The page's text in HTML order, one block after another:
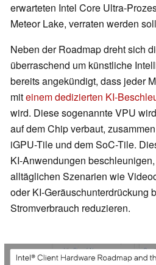
erwarteten Intel Core Ultra-
Meteor Lake, verraten werden
Neben der Roadmap dreht sich
überraschend um künstliche
bereits angekündigt, dass jeder
miteinem dedizierten KI-
wird. Diese sogenannte VPU
auf dem Chip verbaut,
iGPU-Tile und dem SoC-Tile.
KI-Anwendungen
alltäglichen Szenarien wie
oder KI-Geräuschunterdrückung
Stromverbrauch reduzieren.